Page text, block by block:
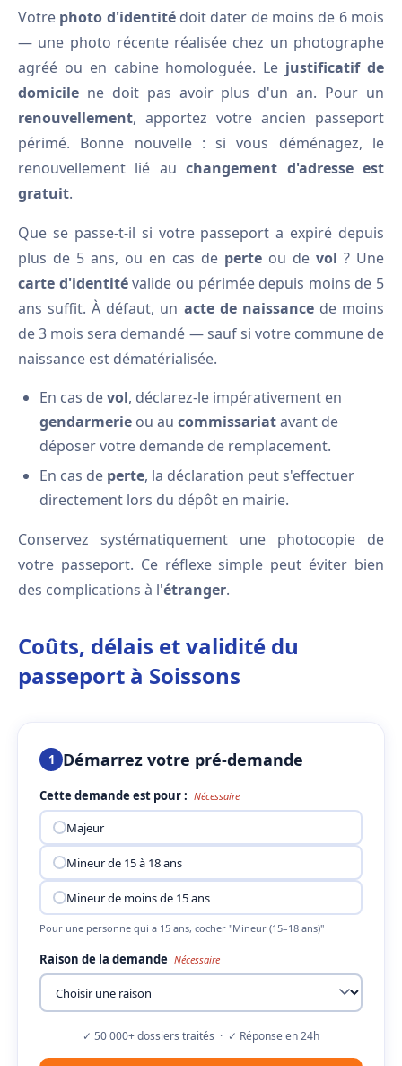
Votre photo d'identitédoit dater de moins de 6 mois
— une photo récente réalisée chez un photographe
agréé ou en cabine homologuée. Le justificatif de
domicile ne doit pas avoir plus d'un an. Pour un
renouvellement, apportez votre ancien passeport
périmé. Bonne nouvelle : si vous déménagez, le
renouvellement lié auchangement d'adresse est
gratuit.
Que se passe-t-il si votre passeport a expiré depuis
plus de 5 ans, ou en cas de perte ou de vol ? Une
carte d'identitévalide ou périmée depuis moins de 5
ans suffit. À défaut, un acte de naissancede moins
de 3 mois sera demandé — sauf si votre commune de
naissance est dématérialisée.
En cas devol, déclarez-le impérativement en
gendarmerie ou au commissariatavant de
déposer votre demande de remplacement.
En cas de perte, la déclaration peut s'effectuer
directement lors du dépôt en mairie.
Conservez systématiquement une photocopie de
votre passeport. Ce réflexe simple peut éviter bien
des complications à l'étranger.
Coûts, délais et validité du
passeport à Soissons
1 Démarrez votre pré-demande
Cette demande est pour : Nécessaire
Majeur
Mineur de 15 à 18 ans
Mineur de moins de 15 ans
Pour une personne qui a 15 ans, cocher "Mineur (15–18 ans)"
Raison de la demande Nécessaire
✓ 50 000+ dossiers traités · ✓ Réponse en 24h